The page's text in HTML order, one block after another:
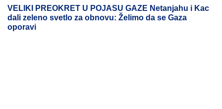
VELIKI PREOKRET U POJASU GAZE Netanjahu i Kac
dali zeleno svetlo za obnovu: Želimo da se Gaza
oporavi